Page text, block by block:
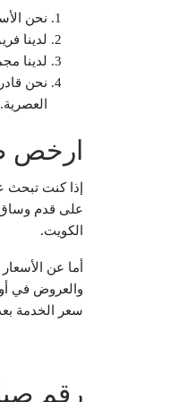
نحن
لدينا
لدينا
نحن
العصرية.
ارخص
إذا كنت
على قدم وساق
الكويت.
أما عن
والعروض في
سعر الخدمة
رقم